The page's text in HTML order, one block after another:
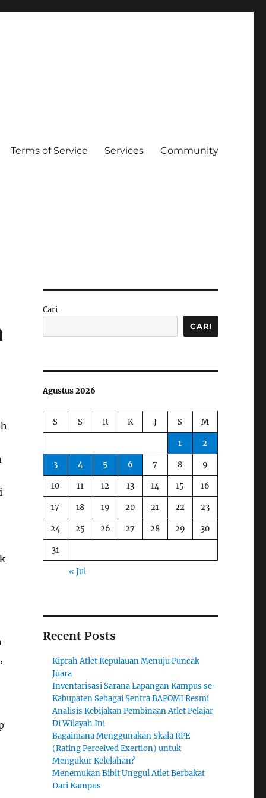
Terms of Service Services Community
Cari
CARI
Agustus 2026
S S R K J S M
1 2
3 4 5 6 7 8 9
10 11 12 13 14 15 16
17 18 19 20 21 22 23
24 25 26 27 28 29 30
31
« Jul
Recent Posts
Kiprah Atlet Kepulauan Menuju Puncak
Juara
Inventarisasi Sarana Lapangan Kampus se-
Kabupaten Sebagai Sentra BAPOMI Resmi
Analisis Kebijakan Pembinaan Atlet Pelajar
Di Wilayah Ini
Bagaimana Menggunakan Skala RPE
(Rating Perceived Exertion) untuk
Mengukur Kelelahan?
Menemukan Bibit Unggul Atlet Berbakat
Dari Kampus